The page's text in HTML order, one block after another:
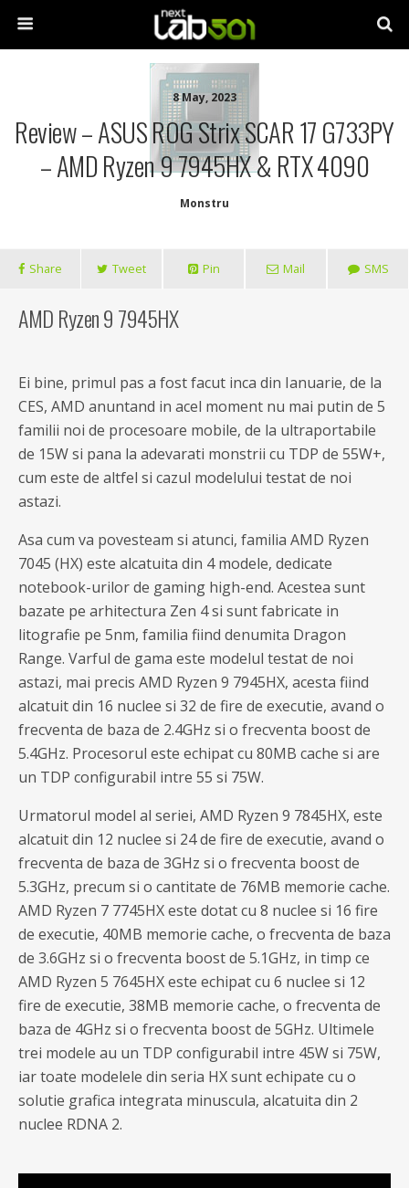
8 May, 2023
Review – ASUS ROG Strix SCAR 17 G733PY
– AMD Ryzen 9 7945HX & RTX 4090
Monstru
Share Tweet Pin Mail SMS
AMD Ryzen 9 7945HX
Ei bine, primul pas a fost facut inca din Ianuarie, de la
CES, AMD anuntand in acel moment nu mai putin de 5
familii noi de procesoare mobile, de la ultraportabile
de 15W si pana la adevarati monstrii cu TDP de 55W+,
cum este de altfel si cazul modelului testat de noi
astazi.
Asa cum va povesteam si atunci, familia AMD Ryzen
7045 (HX) este alcatuita din 4 modele, dedicate
notebook-urilor de gaming high-end. Acestea sunt
bazate pe arhitectura Zen 4 si sunt fabricate in
litografie pe 5nm, familia fiind denumita Dragon
Range. Varful de gama este modelul testat de noi
astazi, mai precis AMD Ryzen 9 7945HX, acesta fiind
alcatuit din 16 nuclee si 32 de fire de executie, avand o
frecventa de baza de 2.4GHz si o frecventa boost de
5.4GHz. Procesorul este echipat cu 80MB cache si are
un TDP configurabil intre 55 si 75W.
Urmatorul model al seriei, AMD Ryzen 9 7845HX, este
alcatuit din 12 nuclee si 24 de fire de executie, avand o
frecventa de baza de 3GHz si o frecventa boost de
5.3GHz, precum si o cantitate de 76MB memorie cache.
AMD Ryzen 7 7745HX este dotat cu 8 nuclee si 16 fire
de executie, 40MB memorie cache, o frecventa de baza
de 3.6GHz si o frecventa boost de 5.1GHz, in timp ce
AMD Ryzen 5 7645HX este echipat cu 6 nuclee si 12
fire de executie, 38MB memorie cache, o frecventa de
baza de 4GHz si o frecventa boost de 5GHz. Ultimele
trei modele au un TDP configurabil intre 45W si 75W,
iar toate modelele din seria HX sunt echipate cu o
solutie grafica integrata minuscula, alcatuita din 2
nuclee RDNA 2.